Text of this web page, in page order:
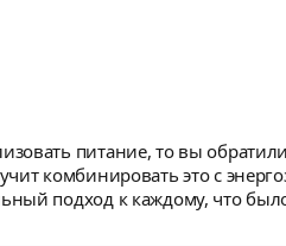
то вы обратились к нужному
комбинировать это с
подход к каждому, что